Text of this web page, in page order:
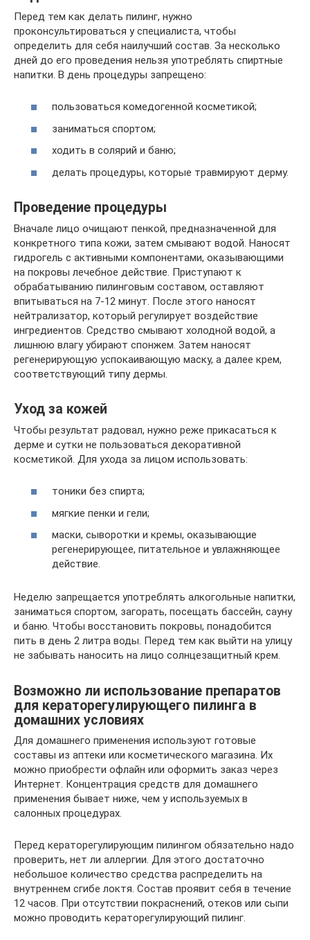
Перед тем как делать пилинг, нужно
проконсультироваться у специалиста, чтобы
определить для себя наилучший состав. За несколько
дней до его проведения нельзя употреблять спиртные
напитки. В день процедуры запрещено:
пользоваться комедогенной косметикой;
заниматься спортом;
ходить в солярий и баню;
делать процедуры, которые травмируют дерму.
Проведение процедуры
Вначале лицо очищают пенкой, предназначенной для
конкретного типа кожи, затем смывают водой. Наносят
гидрогель с активными компонентами, оказывающими
на покровы лечебное действие. Приступают к
обрабатыванию пилинговым составом, оставляют
впитываться на 7-12 минут. После этого наносят
нейтрализатор, который регулирует воздействие
ингредиентов. Средство смывают холодной водой, а
лишнюю влагу убирают спонжем. Затем наносят
регенерирующую успокаивающую маску, а далее крем,
соответствующий типу дермы.
Уход за кожей
Чтобы результат радовал, нужно реже прикасаться к
дерме и сутки не пользоваться декоративной
косметикой. Для ухода за лицом использовать:
тоники без спирта;
мягкие пенки и гели;
маски, сыворотки и кремы, оказывающие
регенерирующее, питательное и увлажняющее
действие.
Неделю запрещается употреблять алкогольные напитки,
заниматься спортом, загорать, посещать бассейн, сауну
и баню. Чтобы восстановить покровы, понадобится
пить в день 2 литра воды. Перед тем как выйти на улицу
не забывать наносить на лицо солнцезащитный крем.
Возможно ли использование препаратов
для кераторегулирующего пилинга в
домашних условиях
Для домашнего применения используют готовые
составы из аптеки или косметического магазина. Их
можно приобрести офлайн или оформить заказ через
Интернет. Концентрация средств для домашнего
применения бывает ниже, чем у используемых в
салонных процедурах.
Перед кераторегулирующим пилингом обязательно надо
проверить, нет ли аллергии. Для этого достаточно
небольшое количество средства распределить на
внутреннем сгибе локтя. Состав проявит себя в течение
12 часов. При отсутствии покраснений, отеков или сыпи
можно проводить кераторегулирующий пилинг.